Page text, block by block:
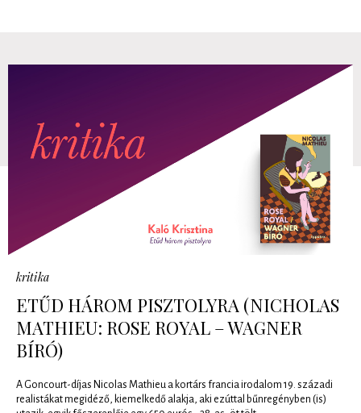
kritika
ETŰD HÁROM PISZTOLYRA (NICHOLAS
MATHIEU: ROSE ROYAL – WAGNER
BÍRÓ)
A Goncourt-díjas Nicolas Mathieu a kortárs francia irodalom 19. századi
realistákat megidéző, kiemelkedő alakja, aki ezúttal bűnregényben (is)